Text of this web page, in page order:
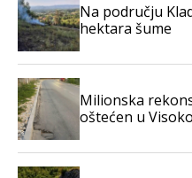
Na području
hektara šume
Milionska
oštećen u